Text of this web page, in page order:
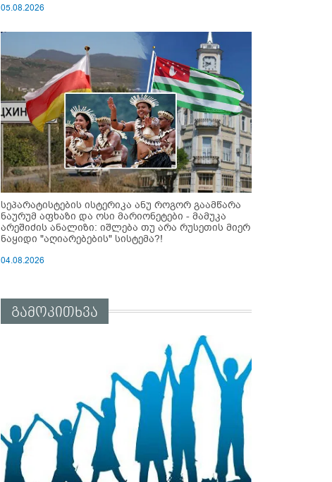
05.08.2026
სეპარატისტების ისტერიკა ანუ როგორ გაამწარა
ნაურუმ აფხაზი და ოსი მარიონეტები - მამუკა
არეშიძის ანალიზი: იშლება თუ არა რუსეთის მიერ
ნაყიდი "აღიარებების" სისტემა?!
04.08.2026
გამოკითხვა